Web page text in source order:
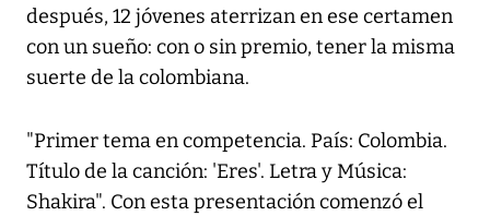
después, 12 jóvenes aterrizan en ese certamen
con un sueño: con o sin premio, tener la misma
suerte de la colombiana.
"Primer tema en competencia. País: Colombia.
Título de la canción: 'Eres'. Letra y Música:
Shakira". Con esta presentación comenzó el